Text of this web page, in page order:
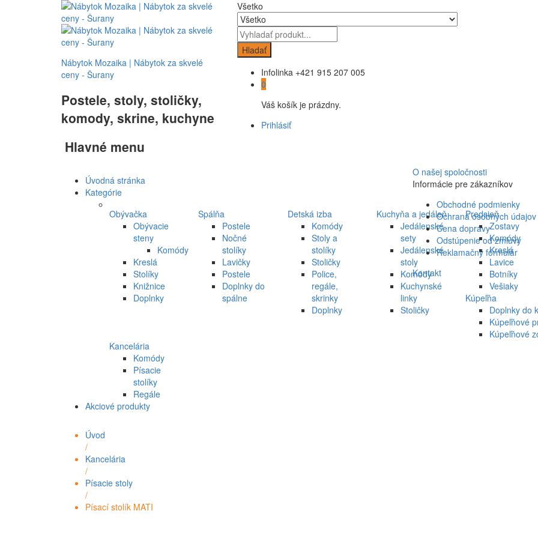
Nábytok Mozaika | Nábytok za skvelé
ceny - Šurany
Postele, stoly, stoličky,
komody, skrine, kuchyne
Hlavné menu
Všetko
Hladať
Infolinka +421 915 207 005
0
Váš košík je prázdny.
Prihlásiť
Úvodná stránka
Kategórie
Obývačka
Obývacie
steny
Komódy
Kreslá
Stolíky
Knižnice
Doplnky
Spálňa
Postele
Nočné
stolíky
Lavičky
Postele
Doplnky do
spálne
Detská izba
Komódy
Stoly a
stolíky
Stoličky
Police,
regále,
skrinky
Doplnky
Kuchyňa a jedáleň
Jedálenské
sety
Jedálenské
stoly
Komódy
Kuchynské
linky
Stoličky
Predsieň
Zostavy
Komódy
Kreslá
Lavice
Botníky
Vešiaky
Kúpeľňa
Doplnky do
Kúpeľňové
Kúpeľňové
Kancelária
Komódy
Písacie
stolíky
Regále
Akciové produkty
O našej spoločnosti
Informácie pre zákazníkov
Obchodné podmienky
Ochrana osobných údajov
Cena dopravy
Odstúpenie od zmluvy
Reklamačný formulár
Kontakt
Úvod
/
Kancelária
/
Písacie stoly
/
Písací stolík MATI